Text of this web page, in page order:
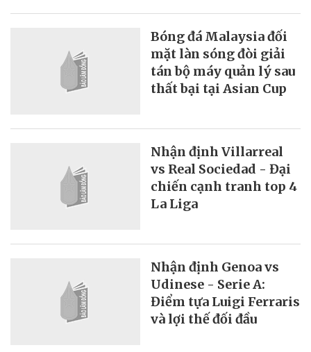
Bóng đá Malaysia đối
mặt làn sóng đòi giải
tán bộ máy quản lý sau
thất bại tại Asian Cup
Nhận định Villarreal
vs Real Sociedad - Đại
chiến cạnh tranh top 4
La Liga
Nhận định Genoa vs
Udinese - Serie A:
Điểm tựa Luigi Ferraris
và lợi thế đối đầu